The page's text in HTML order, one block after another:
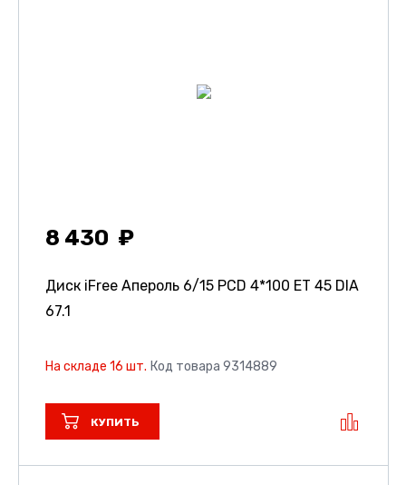
8 430
Диск iFree Апероль 6/15 PCD 4*100 ET 45 DIA
67.1
На складе 16 шт. Код товара 9314889
КУПИТЬ